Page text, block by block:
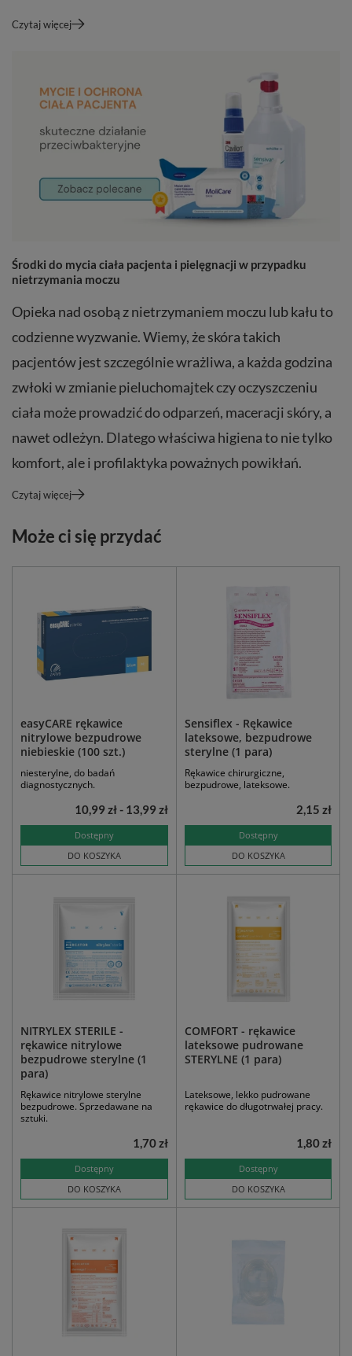
Czytaj więcej
Środki do mycia ciała pacjenta i pielęgnacji w przypadku
nietrzymania moczu
Opieka nad osobą z nietrzymaniem moczu lub kału to
codzienne wyzwanie. Wiemy, że skóra takich
pacjentów jest szczególnie wrażliwa, a każda godzina
zwłoki w zmianie pieluchomajtek czy oczyszczeniu
ciała może prowadzić do odparzeń, maceracji skóry, a
nawet odleżyn. Dlatego właściwa higiena to nie tylko
komfort, ale i profilaktyka poważnych powikłań.
Czytaj więcej
Może ci się przydać
easyCARE rękawice
nitrylowe bezpudrowe
niebieskie (100 szt.)
niesterylne, do badań
diagnostycznych.
Dostępny
DO KOSZYKA
10,99 zł - 13,99 zł
Sensiflex - Rękawice
lateksowe, bezpudrowe
sterylne (1 para)
Rękawice chirurgiczne,
bezpudrowe, lateksowe.
Dostępny
DO KOSZYKA
2,15 zł
NITRYLEX STERILE -
rękawice nitrylowe
bezpudrowe sterylne (1
para)
Rękawice nitrylowe sterylne
bezpudrowe. Sprzedawane na
sztuki.
Dostępny
DO KOSZYKA
1,70 zł
COMFORT - rękawice
lateksowe pudrowane
STERYLNE (1 para)
Lateksowe, lekko pudrowane
rękawice do długotrwałej pracy.
Dostępny
DO KOSZYKA
1,80 zł